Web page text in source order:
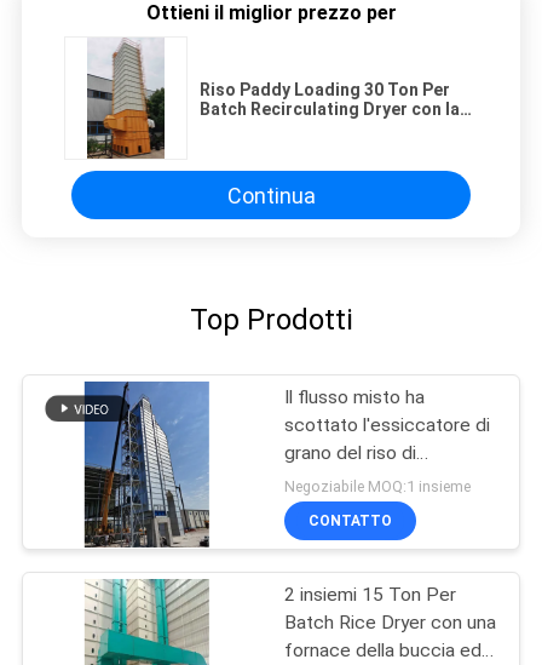
Ottieni il miglior prezzo per
Riso Paddy Loading 30 Ton Per
Batch Recirculating Dryer con la
Continua
Top Prodotti
Il flusso misto ha
scottato l'essiccatore di
grano del riso di
tonnellata/giorno della
risaia 400
Negoziabile MOQ:1 insieme
CONTATTO
2 insiemi 15 Ton Per
Batch Rice Dryer con una
fornace della buccia ed il